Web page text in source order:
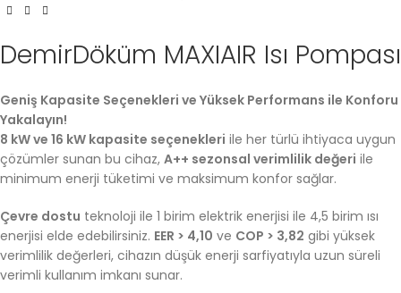
DemirDöküm MAXIAIR Isı Pompası​
Geniş Kapasite Seçenekleri ve Yüksek Performans ile Konforu
Yakalayın!
8 kW ve 16 kW kapasite seçenekleri ile her türlü ihtiyaca uygun
çözümler sunan bu cihaz, A++ sezonsal verimlilik değeri ile
minimum enerji tüketimi ve maksimum konfor sağlar.
Çevre dostu teknoloji ile 1 birim elektrik enerjisi ile 4,5 birim ısı
enerjisi elde edebilirsiniz. EER > 4,10 ve COP > 3,82 gibi yüksek
verimlilik değerleri, cihazın düşük enerji sarfiyatıyla uzun süreli
verimli kullanım imkanı sunar.